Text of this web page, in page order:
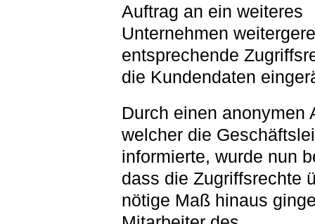
Auftrag an ein weiteres
Unternehmen
entsprechende
die Kundendaten
Durch einen anonymen
welcher die
informierte, wurde nun
dass die Zugriffsrechte
nötige Maß hinaus